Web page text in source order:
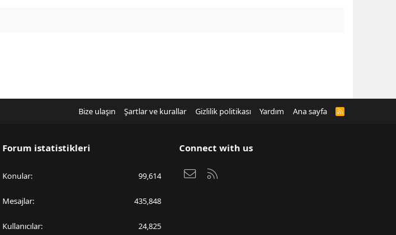
Bize ulaşın Şartlar ve kurallar Gizlilik politikası Yardım Ana sayfa
R
Forum istatistikleri
Konular 99,614
Mesajlar 435,848
Kullanıcılar 24,825
Connect with us
Bize ulaşın